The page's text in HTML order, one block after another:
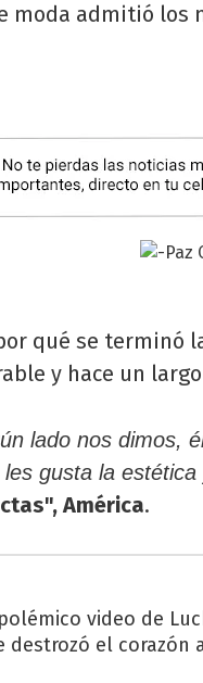
moda admitió los
qué se terminó
y hace un
lado nos dimos,
gusta la estética
América.
video de
destrozó el corazón